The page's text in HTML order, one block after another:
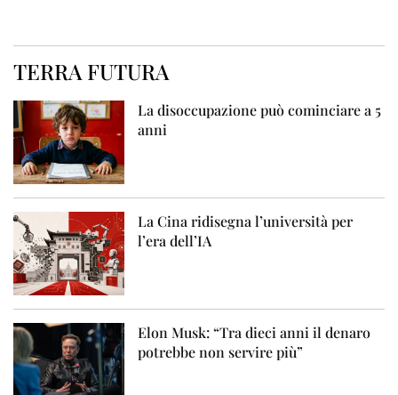
TERRA FUTURA
La disoccupazione può cominciare a 5
anni
La Cina ridisegna l’università per
l’era dell’IA
Elon Musk: “Tra dieci anni il denaro
potrebbe non servire più”